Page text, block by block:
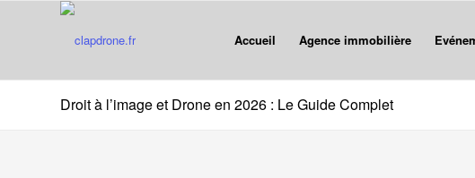
Accueil Agence immobilière
Droit à l’image et Drone en 2026 : Le Guide Complet